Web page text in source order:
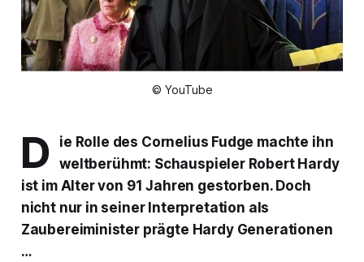
© YouTube
D
ie Rolle des Cornelius Fudge machte ihn
weltberühmt: Schauspieler Robert Hardy
ist im Alter von 91 Jahren gestorben. Doch
nicht nur in seiner Interpretation als
Zaubereiminister prägte Hardy Generationen
…